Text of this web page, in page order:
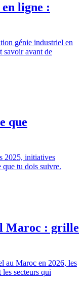
ligne :
génie industriel en
avant de
que
2025, initiatives
tu dois suivre.
Maroc : grille
au Maroc en 2026, les
secteurs qui